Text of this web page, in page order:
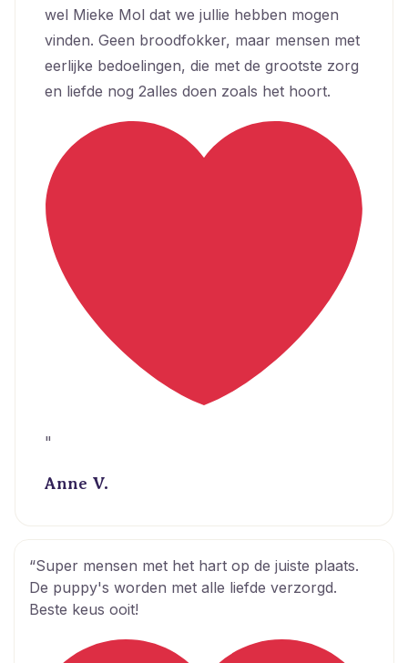
wel Mieke Mol dat we jullie hebben mogen
vinden. Geen broodfokker, maar mensen met
eerlijke bedoelingen, die met de grootste zorg
en liefde nog 2alles doen zoals het hoort.
"
Anne V.
“Super mensen met het hart op de juiste plaats.
De puppy's worden met alle liefde verzorgd.
Beste keus ooit!